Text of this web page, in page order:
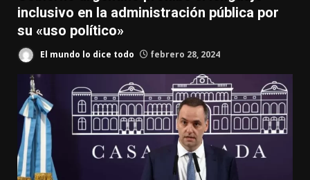
inclusivo en la administración pública por
su «uso político»
El mundo lo dice todo febrero 28, 2024